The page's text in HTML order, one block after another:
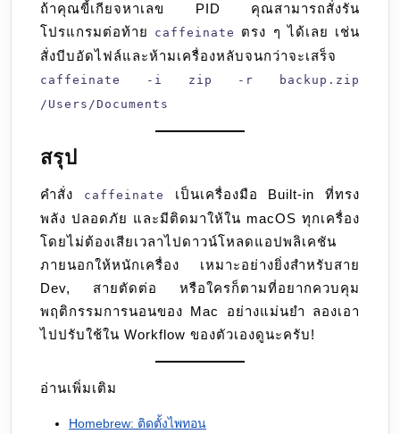
ถ้าคุณขี้เกียจหาเลข PID คุณสามารถสั่งรัน
โปรแกรมต่อท้าย
caffeinate
ตรง ๆ ได้เลย เช่น
สั่งบีบอัดไฟล์และห้ามเครื่องหลับจนกว่าจะเสร็จ
caffeinate -i zip -r backup.zip
/Users/Documents
สรุป
คำสั่ง caffeinate
เป็นเครื่องมือ Built-in ที่ทรง
พลัง ปลอดภัย และมีติดมาให้ใน macOS ทุกเครื่อง
โดยไม่ต้องเสียเวลาไปดาวน์โหลดแอปพลิเคชัน
ภายนอกให้หนักเครื่อง เหมาะอย่างยิ่งสำหรับสาย
Dev, สายตัดต่อ หรือใครก็ตามที่อยากควบคุม
พฤติกรรมการนอนของ Mac อย่างแม่นยำ ลองเอา
ไปปรับใช้ใน Workflow ของตัวเองดูนะครับ!
อ่านเพิ่มเติม
Homebrew: ติดตั้งไพทอน